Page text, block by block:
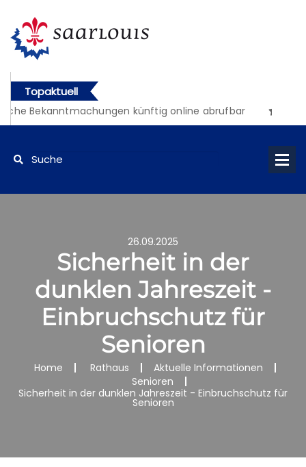
Topaktuell
Bekanntmachungen künftig online abrufbar
26.09.2025
Sicherheit in der
dunklen Jahreszeit -
Einbruchschutz für
Senioren
Home Rathaus
Aktuelle Informationen
Senioren
Sicherheit in der dunklen Jahreszeit - Einbruchschutz für
Senioren